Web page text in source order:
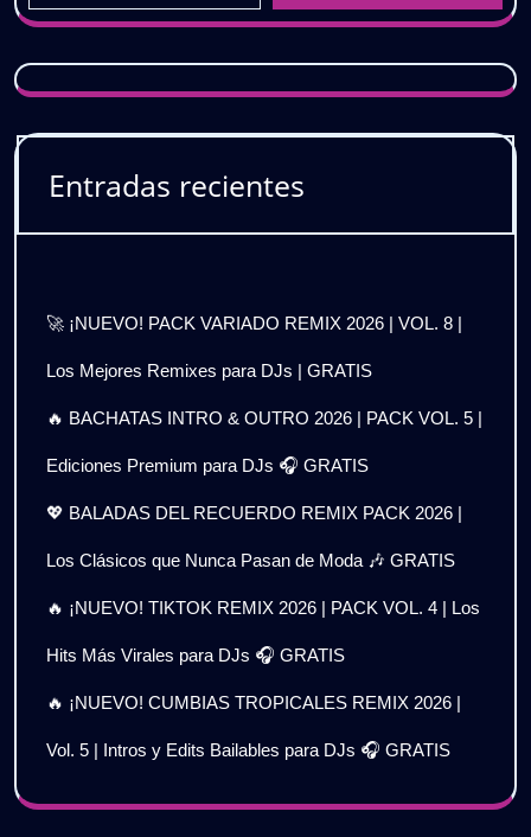
Entradas recientes
🚀 ¡NUEVO! PACK VARIADO REMIX 2026 | VOL. 8 |
Los Mejores Remixes para DJs | GRATIS
🔥 BACHATAS INTRO & OUTRO 2026 | PACK VOL. 5 |
Ediciones Premium para DJs 🎧 GRATIS
💖 BALADAS DEL RECUERDO REMIX PACK 2026 |
Los Clásicos que Nunca Pasan de Moda 🎶 GRATIS
🔥 ¡NUEVO! TIKTOK REMIX 2026 | PACK VOL. 4 | Los
Hits Más Virales para DJs 🎧 GRATIS
🔥 ¡NUEVO! CUMBIAS TROPICALES REMIX 2026 |
Vol. 5 | Intros y Edits Bailables para DJs 🎧 GRATIS